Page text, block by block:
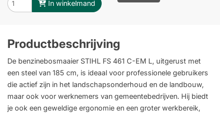
In winkelmand
Productbeschrijving
De benzinebosmaaier STIHL FS 461 C-EM L, uitgerust met
een steel van 185 cm, is ideaal voor professionele gebruikers
die actief zijn in het landschapsonderhoud en de landbouw,
maar ook voor werknemers van gemeentebedrijven. Hij biedt
je ook een geweldige ergonomie en een groter werkbereik,